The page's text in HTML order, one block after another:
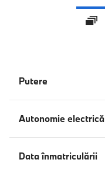
Putere
Autonomie electrică
Data înmatriculării